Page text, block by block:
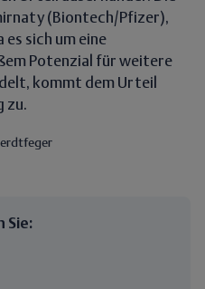
(Biontech/Pfizer),
sich um eine
Potenzial für weitere
kommt dem Urteil
zu.
Sie: